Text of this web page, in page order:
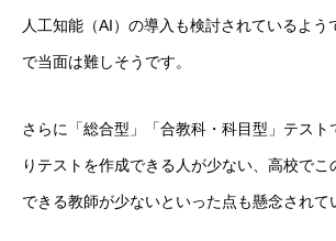
人工知能（AI）の導入も検討されているよう
で当面は難しそうです。
さらに「総合型」「合教科・科目型」テスト
りテストを作成できる人が少ない、高校で
できる教師が少ないといった点も懸念されて